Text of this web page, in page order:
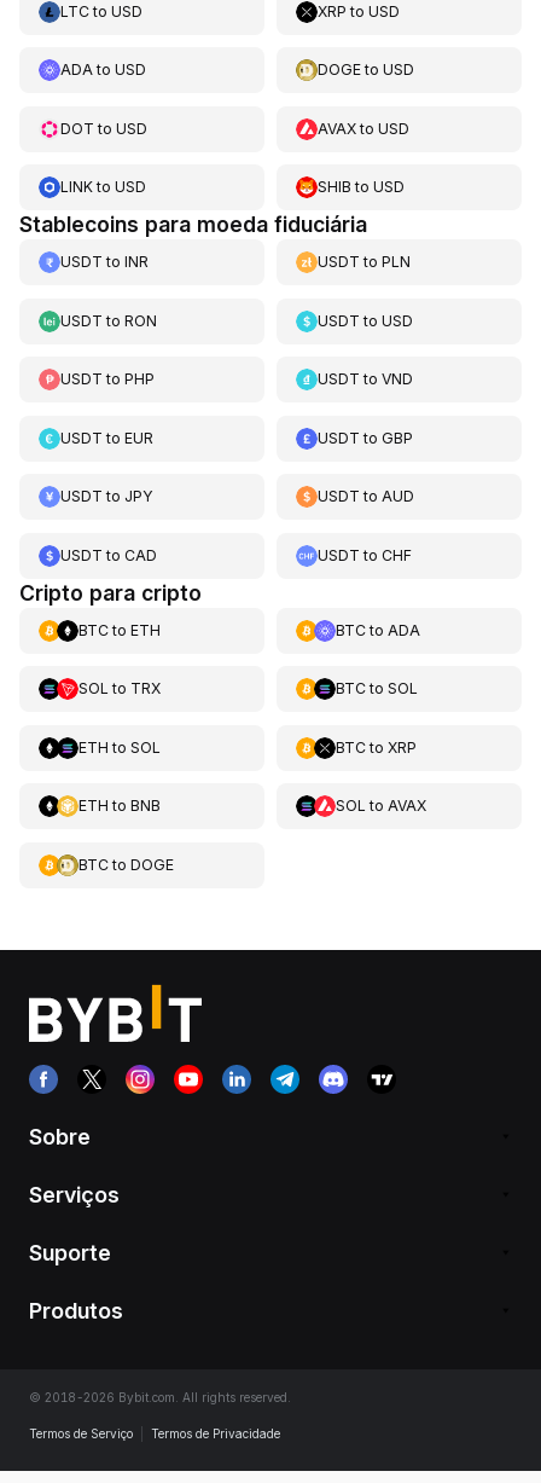
LTCto USD XRP toUSD
ADAto USD DOGEtoUSD
DOT to USD AVAXtoUSD
LINKto USD SHIB toUSD
Stablecoins para moeda fiduciária
USDT to INR USDT toPLN
USDT to RON USDT toUSD
USDT to PHP USDT toVND
USDT to EUR USDT toGBP
USDT to JPY USDT toAUD
USDT to CAD USDT toCHF
Cripto para cripto
BTCto ETH BTCto ADA
SOL to TRX BTCto SOL
ETH to SOL BTCto XRP
ETH to BNB SOL to AVAX
BTCto DOGE
Sobre
Serviços
Suporte
Produtos
© 2018-2026 Bybit.com. All rights reserved.
Termos de Serviço Termos de Privacidade